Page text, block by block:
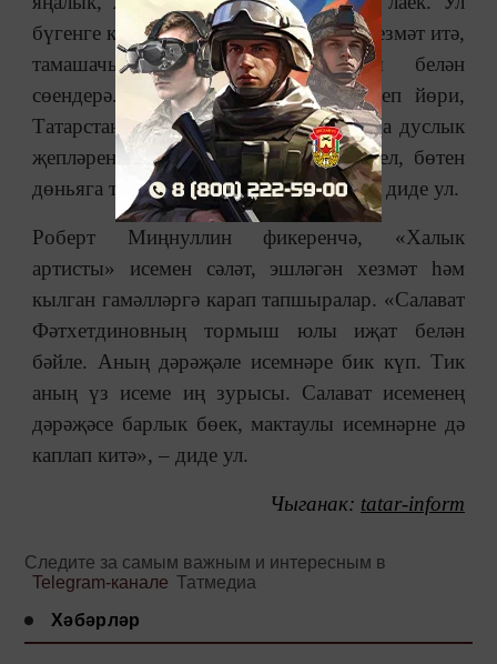
бүгенге көндә Башкортстан халкына хезмәт итә,
тамашачыларын моңлы җырлары белән
сөендерә. Ике республиканы бер итеп йөри,
Татарстан белән Башкортстан арасында дуслык
җепләрен ныгыта. Алай гына да түгел, бөтен
дөньяга татар җырларын ирештерә», ‒ диде ул.
Роберт Миңнуллин фикеренчә, «Халык
артисты» исемен сәләт, эшләгән хезмәт һәм
кылган гамәлләргә карап тапшыралар. «Салават
Фәтхетдиновның тормыш юлы иҗат белән
бәйле. Аның дәрәҗәле исемнәре бик күп. Тик
аның үз исеме иң зурысы. Салават исеменең
дәрәҗәсе барлык бөек, мактаулы исемнәрне дә
каплап китә», ‒ диде ул.
Чыганак: tatar-inform
Следите за самым важным и интересным в
Telegram-канале Татмедиа
Хәбәрләр